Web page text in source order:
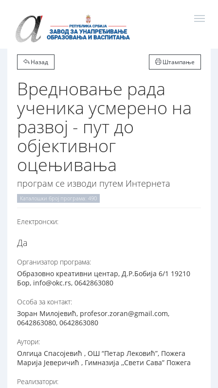
Назад Штампање
Вредновање рада
ученика усмерено на
развој - пут до
објективног
оцењивања
програм се изводи путем Интернета
Каталошки број програма: 490
Електронски:
Да
Организатор програма:
Образовно креативни центар, Д.Р.Бобија 6/1 19210
Бор, info@okc.rs, 0642863080
Особа за контакт:
Зоран Милојевић, profesor.zoran@gmail.com,
0642863080, 0642863080
Аутори:
Олгица Спасојевић , ОШ “Петар Лековић”, Пожега
Марија Јеверичић , Гимназија ,,Свети Сава” Пожега
Реализатори: